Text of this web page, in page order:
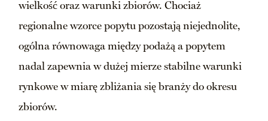
wielkość oraz warunki zbiorów. Chociaż
regionalne wzorce popytu pozostają niejednolite,
ogólna równowaga między podażą a popytem
nadal zapewnia w dużej mierze stabilne warunki
rynkowe w miarę zbliżania się branży do okresu
zbiorów.